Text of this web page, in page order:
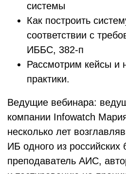
системы
Как построить
соответствии с
ИББС, 382-п
Рассмотрим кейсы и
практики.
Ведущие вебинара:
компании Infowatch
несколько лет
ИБ одного из российских
преподаватель АИС,